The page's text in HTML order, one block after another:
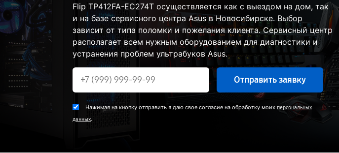
Flip TP412FA-EC274T осуществляется как с выездом на дом, так
и на базе сервисного центра Asus в Новосибирске. Выбор
зависит от типа поломки и пожелания клиента. Сервисный центр
располагает всем нужным оборудованием для диагностики и
устранения проблем ультрабуков Asus.
Отправить заявку
Нажимая на кнопку отправить я даю свое согласие на обработку моих персональных
данных.